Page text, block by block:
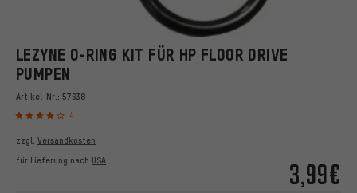
LEZYNE O-RING KIT FÜR HP FLOOR DRIVE
PUMPEN
Artikel-Nr.: 57638
4
3,99€
zzgl. Versandkosten
für Lieferung nach USA